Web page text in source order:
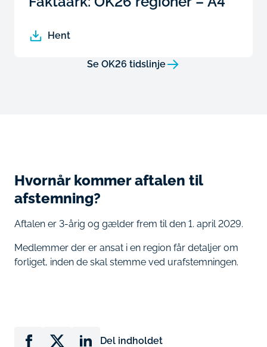
Hent
Se OK26 tidslinje
Hvornår kommer aftalen til
afstemning?
Aftalen er 3-årig og gælder frem til den 1. april 2029.
Medlemmer der er ansat i en region får detaljer om
forliget, inden de skal stemme ved urafstemningen.
Del indholdet